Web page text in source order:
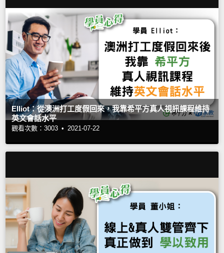
Elliot：從澳洲打工度假回來，我靠希平方真人視訊課程維持
英文會話水平
觀看次數：3003 • 2021-07-22